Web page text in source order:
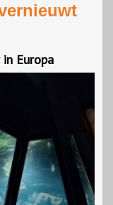
Europa